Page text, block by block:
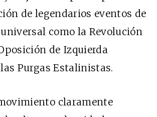
de legendarios eventos de
como la Revolución
de Izquierda
Purgas Estalinistas.
claramente